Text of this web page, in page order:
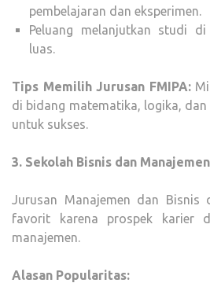
pembelajaran dan eksperimen.
Peluang melanjutkan studi
luas.
Tips Memilih Jurusan FMIPA:
di bidang matematika, logika,
untuk sukses.
3. Sekolah Bisnis dan
Jurusan Manajemen dan Bisnis
favorit karena prospek karier
manajemen.
Alasan Popularitas: